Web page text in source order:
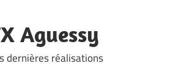
Aguessy
dernières réalisations